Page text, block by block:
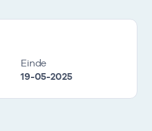
Einde
19-05-2025